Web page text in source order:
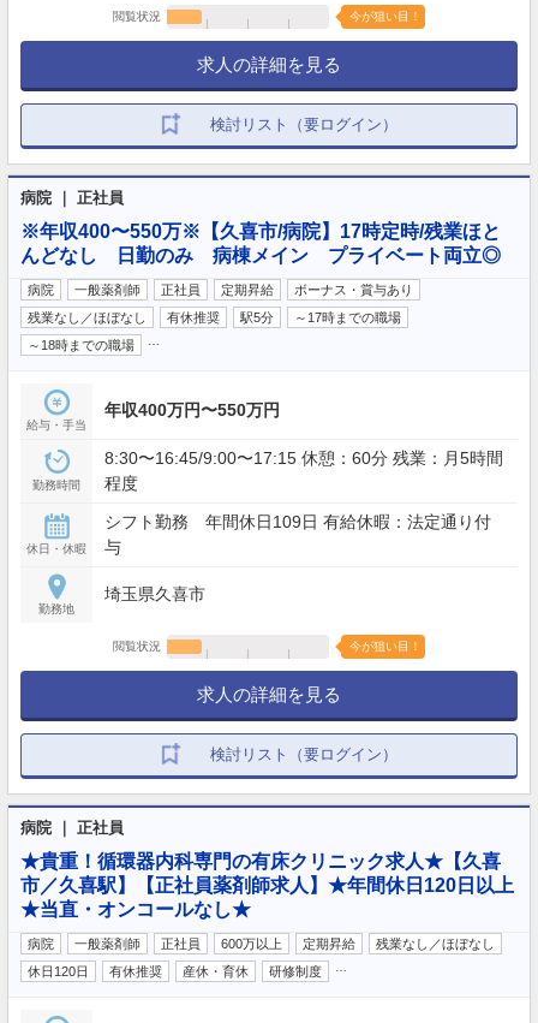
閲覧状況 今が狙い目！
求人の詳細を見る
検討リスト（要ログイン）
病院 ｜ 正社員
※年収400〜550万※【久喜市/病院】17時定時/残業ほと
んどなし 日勤のみ 病棟メイン プライベート両立◎
病院 一般薬剤師 正社員 定期昇給
ボーナス・賞与あり
残業なし／ほぼなし
有休推奨 駅5分
～17時までの職場
～18時までの職場
給与・手当
年収400万円〜550万円
勤務時間
8:30〜16:45/9:00〜17:15 休憩：60分 残業：月5時間
程度
休日・休暇
シフト勤務 年間休日109日 有給休暇：法定通り付
与
勤務地
埼玉県久喜市
閲覧状況 今が狙い目！
求人の詳細を見る
検討リスト（要ログイン）
病院 ｜ 正社員
★貴重！循環器内科専門の有床クリニック求人★【久喜
市／久喜駅】【正社員薬剤師求人】★年間休日120日以上
★当直・オンコールなし★
病院 一般薬剤師 正社員 600万以上 定期昇給
残業なし／ほぼなし
休日120日
有休推奨 産休・育休 研修制度